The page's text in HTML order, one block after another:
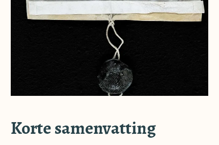
Korte samenvatting